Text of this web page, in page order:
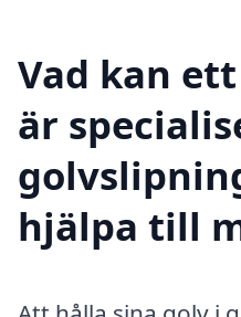
Vad kan
är
hjälpa till